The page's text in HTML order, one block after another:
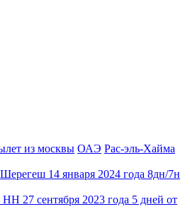
из москвы ОАЭ Рас-эль-Хайма
14 января 2024 года 8дн/7н
27 сентября 2023 года 5 дней от